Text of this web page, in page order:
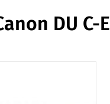
DU C-